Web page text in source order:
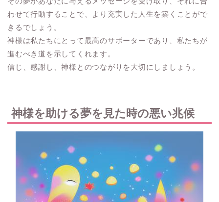
わせて行動することで、より充実した人生を築くことがで
きるでしょう。
神様は私たちにとって最高のサポーターであり、私たちが
進むべき道を示してくれます。
信じ、感謝し、神様とのつながりを大切にしましょう。
神様を助ける夢を見た時の悪い兆候